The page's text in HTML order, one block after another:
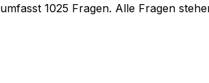
1025 Fragen. Alle Fragen